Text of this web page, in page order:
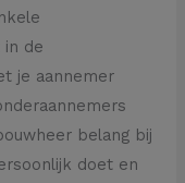
in de
je aannemer
belang bij
doet en